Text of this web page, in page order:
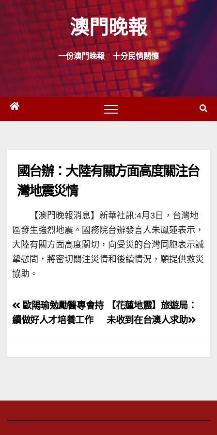
Skip
content
澳門晚報
一份澳門晚報 十分民情關懷
國台辦：大陸有關方面高度關注台
灣地震災情
【澳門晚報消息】新華社訊:4月3日，台灣地
區發生強烈地震。國務院台辦發言人朱鳳蓮表示，
大陸有關方面高度關切，向受災的台灣同胞表示誠
摯慰問，將密切關注災情和後續情況，願提供救災
協助。
文
章
覽
【花蓮地震】旅遊局：
未收到在台澳人求助
歐陽瑜勉勵醫專會持
續做好人才培養工作